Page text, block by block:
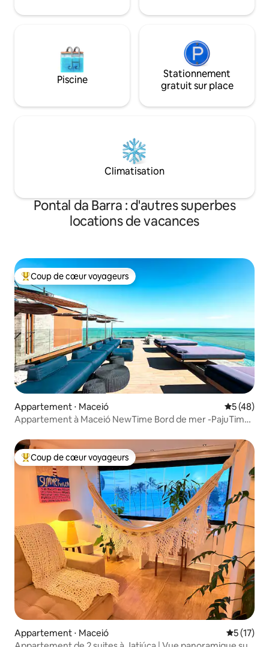
Piscine
Stationnement
gratuit sur place
Climatisation
Pontal da Barra : d'autres superbes
locations de vacances
Coups de cœur voyageurs les plus appréciés
Coup de cœur voyageurs
Appartement ⋅ Maceió
5 (48)
Appartement à Maceió NewTime Bord de mer -PajuTime
Coups de cœur voyageurs les plus appréciés
Coup de cœur voyageurs
Appartement ⋅ Maceió
5 (17)